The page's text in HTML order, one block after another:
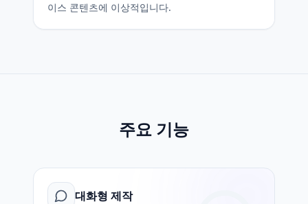
이스 콘텐츠에 이상적입니다.
주요 기능
대화형 제작